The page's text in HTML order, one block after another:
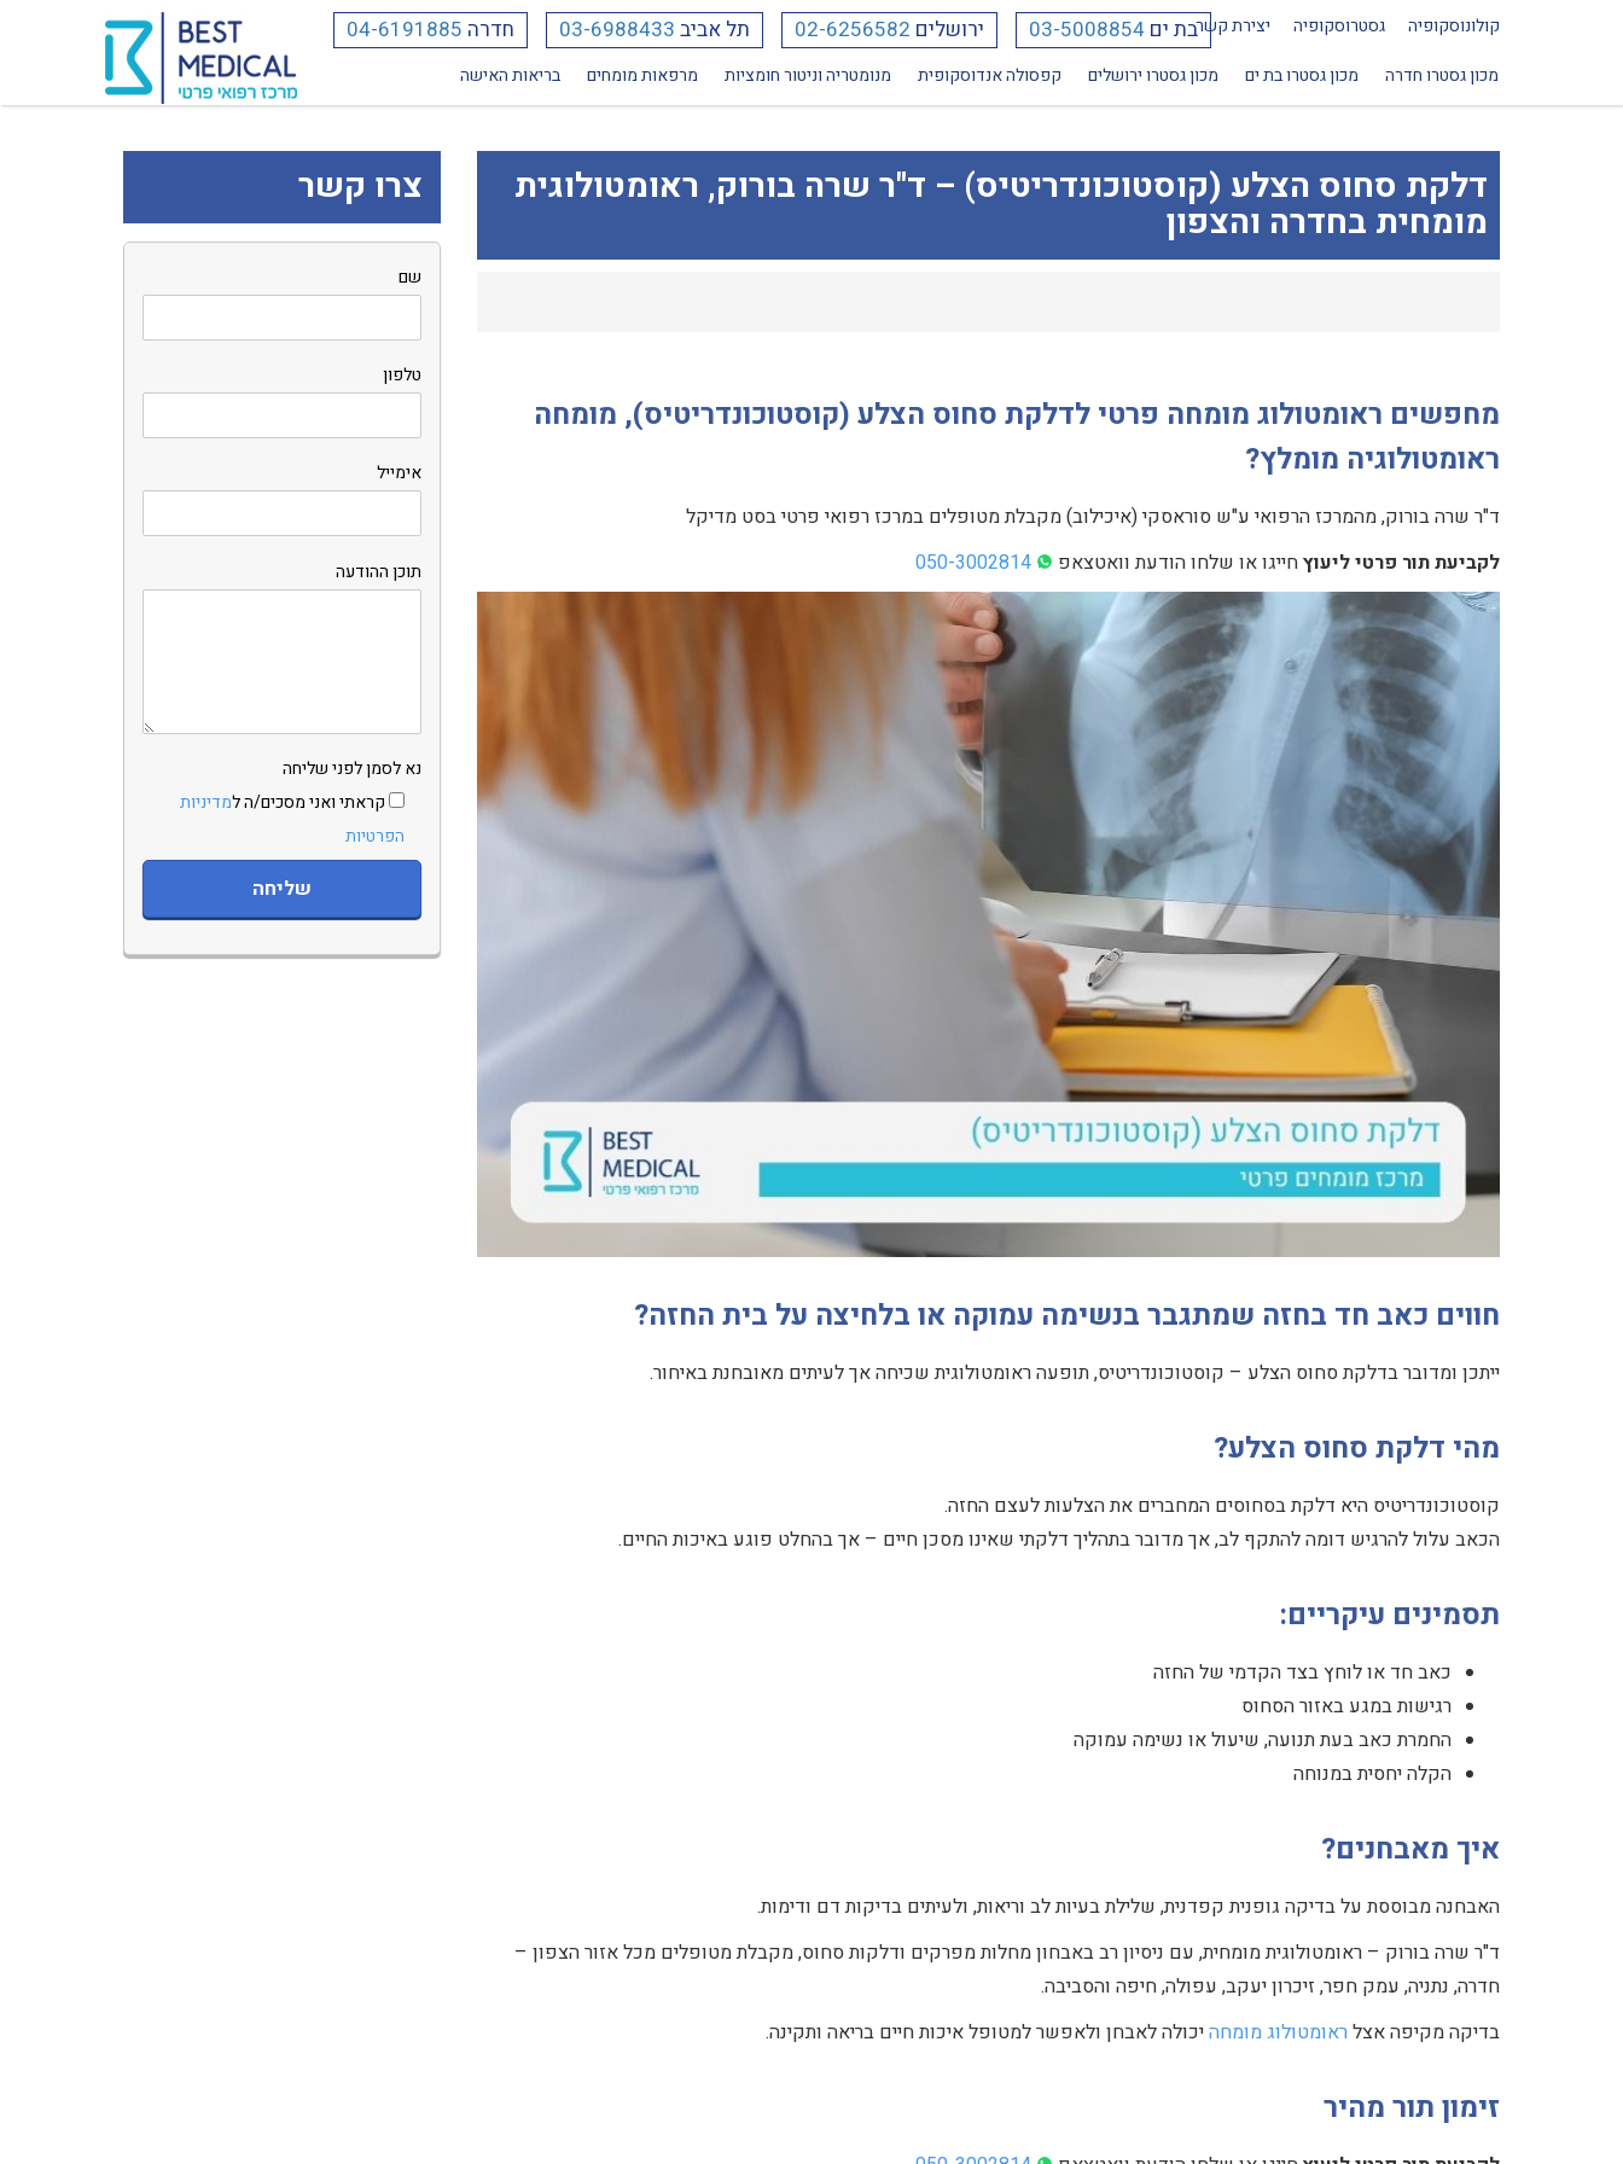
קולונוסקופיה גסטרוסקופיה יצירת קשר חדרה 04-6191885 תל אביב 03-6988433 ירושלים 02-6256582 בת ים 03-5008854
מכון גסטרו חדרה מכון גסטרו בת ים מכון גסטרו ירושלים קפסולה אנדוסקופית מנומטריה וניטור חומציות מרפאות מומחים בריאות האישה
דלקת סחוס הצלע (קוסטוכונדריטיס) – ד"ר שרה בורוק, ראומטולוגית
מומחית בחדרה והצפון
מחפשים ראומטולוג מומחה פרטי לדלקת סחוס הצלע (קוסטוכונדריטיס), מומחה
ראומטולוגיה מומלץ?
ד"ר שרה בורוק, מהמרכז הרפואי ע"ש סוראסקי (איכילוב) מקבלת מטופלים במרכז רפואי פרטי בסט מדיקל
לקביעת תור פרטי ליעוץחייגו או שלחו הודעת וואטצאפ 050-3002814
חווים כאב חד בחזה שמתגבר בנשימה עמוקה או בלחיצה על בית החזה?
ייתכן ומדובר בדלקת סחוס הצלע – קוסטוכונדריטיס, תופעה ראומטולוגית שכיחה אך לעיתים מאובחנת באיחור.
מהי דלקת סחוס הצלע?
קוסטוכונדריטיס היא דלקת בסחוסים המחברים את הצלעות לעצם החזה.
הכאב עלול להרגיש דומה להתקף לב, אך מדובר בתהליך דלקתי שאינו מסכן חיים – אך בהחלט פוגע באיכות החיים.
תסמינים עיקריים:
כאב חד או לוחץ בצד הקדמי של החזה
רגישות במגע באזור הסחוס
החמרת כאב בעת תנועה, שיעול או נשימה עמוקה
הקלה יחסית במנוחה
איך מאבחנים?
האבחנה מבוססת על בדיקה גופנית קפדנית, שלילת בעיות לב וריאות, ולעיתים בדיקות דם ודימות.
ד"ר שרה בורוק – ראומטולוגית מומחית, עם ניסיון רב באבחון מחלות מפרקים ודלקות סחוס, מקבלת מטופלים מכל אזור הצפון –
חדרה, נתניה, עמק חפר, זיכרון יעקב, עפולה, חיפה והסביבה.
בדיקה מקיפה אצלראומטולוג מומחהיכולה לאבחן ולאפשר למטופל איכות חיים בריאה ותקינה.
זימון תור מהיר
צרו קשר
שם
טלפון
אימייל
תוכן ההודעה
נא לסמן לפני שליחה
קראתי ואני מסכים/ה למדיניות
הפרטיות